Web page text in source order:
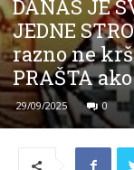
DANAS JE
JEDNE
razno ne
PRAŠTA
29/09/2025 0